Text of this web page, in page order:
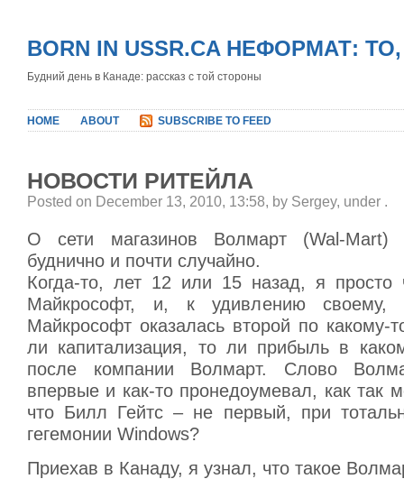
BORN IN USSR.CA НЕФОРМАТ:
Будний день в Канаде: рассказ с той стороны
HOME ABOUT SUBSCRIBE TO FEED
НОВОСТИ РИТЕЙЛА
Posted on December 13, 2010, 13:58, by Sergey, under .
О сети магазинов Волмарт (Wal-Mart)
буднично и почти случайно.
Когда-то, лет 12 или 15 назад, я просто
Майкрософт, и, к удивлению своему,
Майкрософт оказалась второй по какому-
ли капитализация, то ли прибыль в
после компании Волмарт. Слово
впервые и как-то пронедоумевал, как так
что Билл Гейтс – не первый, при
гегемонии Windows?
Приехав в Канаду, я узнал, что такое